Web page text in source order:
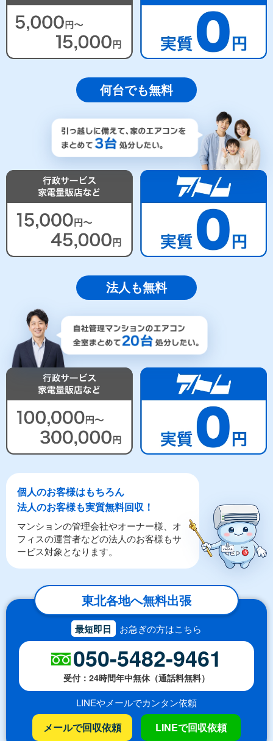
何台でも無料
法人も無料
個人のお客様はもちろん
法人のお客様も実質無料回収！
マンションの管理会社やオーナー様、オ
フィスの運営者などの法人のお客様もサ
ービス対象となります。
東北各地へ無料出張
最短即日 お急ぎの方はこちら
050-5482-9461
受付：24時間年中無休（通話料無料）
LINEやメールでカンタン依頼
メールで回収依頼 LINEで回収依頼